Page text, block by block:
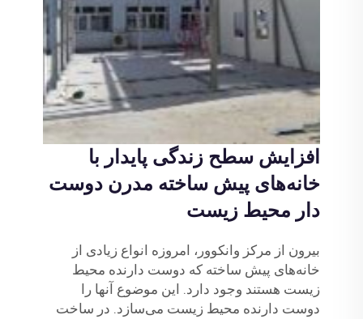
افزایش سطح زندگی پایدار با
خانه‌های پیش ساخته مدرن دوست
دار محیط زیست
بیرون از مرکز وانکوور، امروزه انواع زیادی از
خانه‌های پیش ساخته که دوست دارنده محیط
زیست هستند وجود دارد. این موضوع آنها را
دوست دارنده محیط زیست می‌سازد. در ساخت